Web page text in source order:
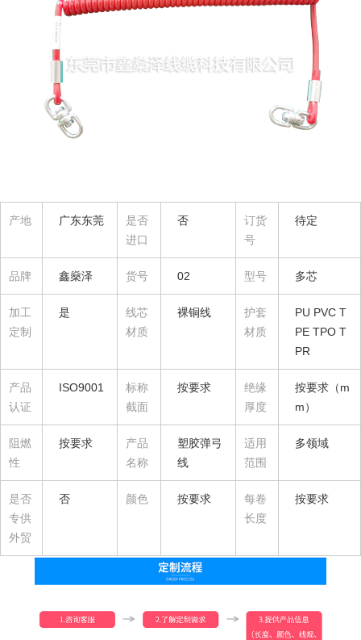
产地 广东东莞
是否
进口
否
订货
号
待定
品牌 鑫燊泽 货号 02 型号 多芯
加工
定制
是
线芯
材质
裸铜线
护套
材质
PU PVC T
PE TPO T
PR
产品
认证
ISO9001
标称
截面
按要求
绝缘
厚度
按要求（m
m）
阻燃
性
按要求
产品
名称
塑胶弹弓
线
适用
范围
多领域
是否
专供
外贸
否 颜色 按要求
每卷
长度
按要求